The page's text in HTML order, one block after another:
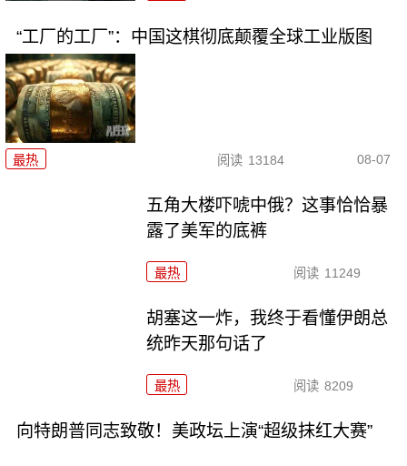
“工厂的工厂”：中国这棋彻底颠覆全球工业版图
最热 阅读 13184 08-07
五角大楼吓唬中俄？这事恰恰暴
露了美军的底裤
最热 阅读 11249
胡塞这一炸，我终于看懂伊朗总
统昨天那句话了
最热 阅读 8209
向特朗普同志致敬！美政坛上演“超级抹红大赛”